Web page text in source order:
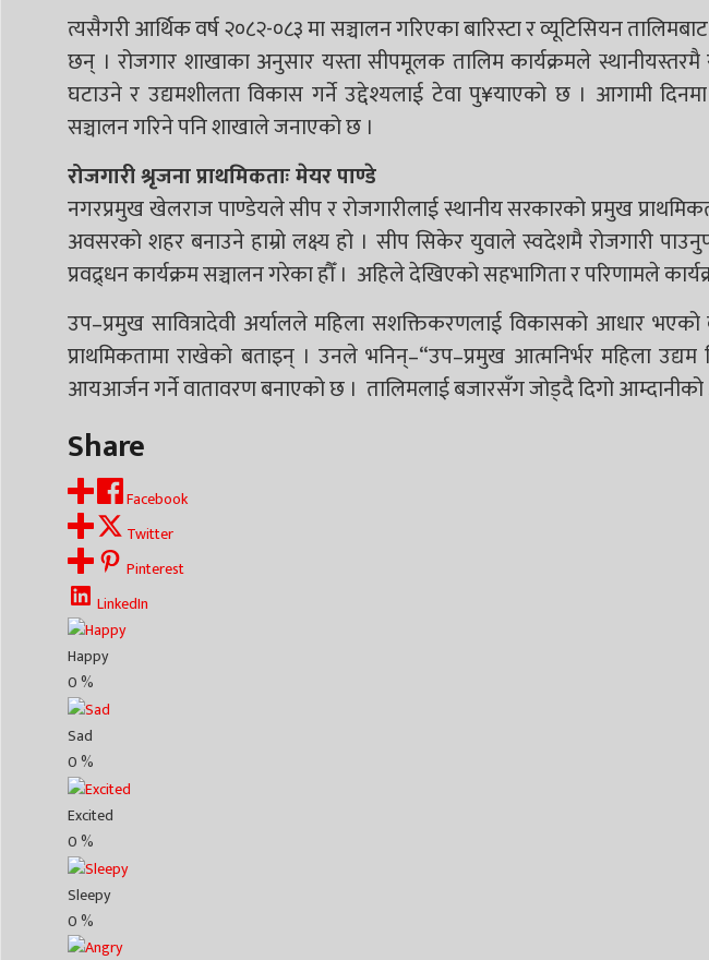
त्यसैगरी आर्थिक वर्ष २०८२-०८३ मा सञ्चालन गरिएका बारिस्टा र व्यूटिसियन
छन् । रोजगार शाखाका अनुसार यस्ता सीपमूलक तालिम कार्यक्रमले स्थानीयस्तरमै
घटाउने र उद्यमशीलता विकास गर्ने उद्देश्यलाई टेवा पु¥याएको छ । आगामी
सञ्चालन गरिने पनि शाखाले जनाएको छ ।
रोजगारी श्रृजना प्राथमिकताः मेयर पाण्डे
नगरप्रमुख खेलराज पाण्डेयले सीप र रोजगारीलाई स्थानीय सरकारको प्रमुख
अवसरको शहर बनाउने हाम्रो लक्ष्य हो । सीप सिकेर युवाले स्वदेशमै रोजगारी
प्रवद्र्धन कार्यक्रम सञ्चालन गरेका हौँ । अहिले देखिएको सहभागिता र परिणामले
उप–प्रमुख सावित्रादेवी अर्यालले महिला सशक्तिकरणलाई विकासको आधार भएको
प्राथमिकतामा राखेको बताइन् । उनले भनिन्–“उप–प्रमुख आत्मनिर्भर महिला
आयआर्जन गर्ने वातावरण बनाएको छ । तालिमलाई बजारसँग जोड्दै दिगो आम्दानीको
Share
Facebook
Twitter
Pinterest
LinkedIn
Happy
0%
Sad
0%
Excited
0%
Sleepy
0%